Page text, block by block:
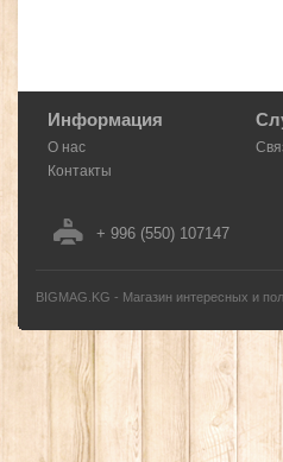
Информация
О нас
Контакты
+ 996 (550) 107147
BIGMAG.KG - Магазин интересных и
без письменного разрешения автора